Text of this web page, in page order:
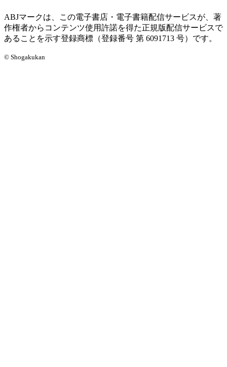
ABJマークは、この電子書店・電子書籍配信サービスが、著
作権者からコンテンツ使用許諾を得た正規版配信サービスで
あることを示す登録商標（登録番号 第 6091713 号）です。
© Shogakukan